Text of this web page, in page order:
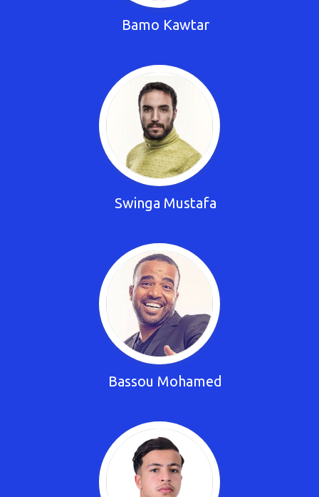
Bamo Kawtar
Swinga Mustafa
Bassou Mohamed